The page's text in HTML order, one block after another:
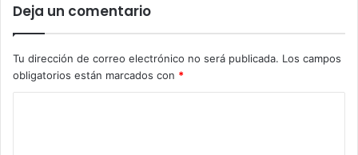
Deja un comentario
Tu dirección de correo electrónico no será publicada. Los campos
obligatorios están marcados con *